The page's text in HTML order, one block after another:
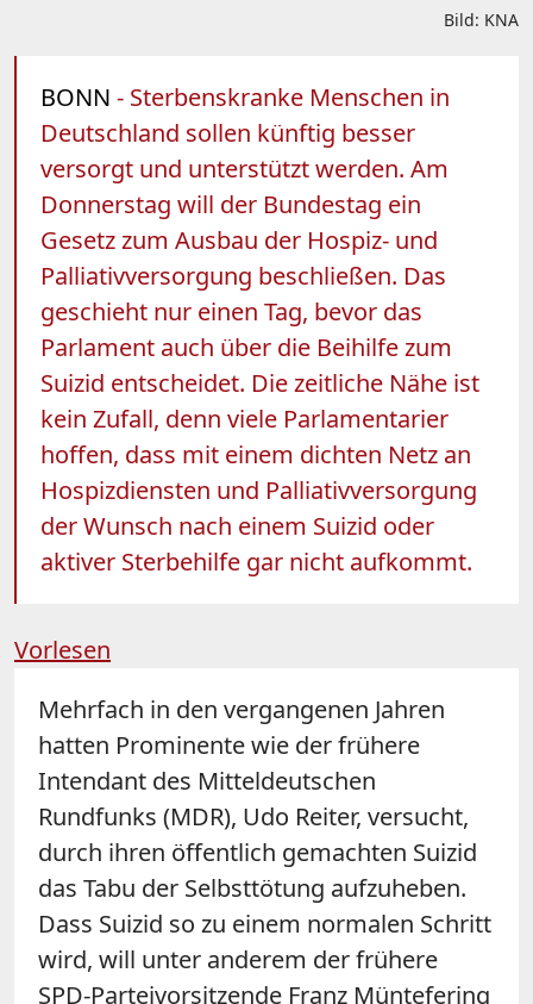
Bild: KNA
BONN - Sterbenskranke Menschen in
Deutschland sollen künftig besser
versorgt und unterstützt werden. Am
Donnerstag will der Bundestag ein
Gesetz zum Ausbau der Hospiz- und
Palliativversorgung beschließen. Das
geschieht nur einen Tag, bevor das
Parlament auch über die Beihilfe zum
Suizid entscheidet. Die zeitliche Nähe ist
kein Zufall, denn viele Parlamentarier
hoffen, dass mit einem dichten Netz an
Hospizdiensten und Palliativversorgung
der Wunsch nach einem Suizid oder
aktiver Sterbehilfe gar nicht aufkommt.
Vorlesen
Mehrfach in den vergangenen Jahren
hatten Prominente wie der frühere
Intendant des Mitteldeutschen
Rundfunks (MDR), Udo Reiter, versucht,
durch ihren öffentlich gemachten Suizid
das Tabu der Selbsttötung aufzuheben.
Dass Suizid so zu einem normalen Schritt
wird, will unter anderem der frühere
SPD-Parteivorsitzende Franz Müntefering